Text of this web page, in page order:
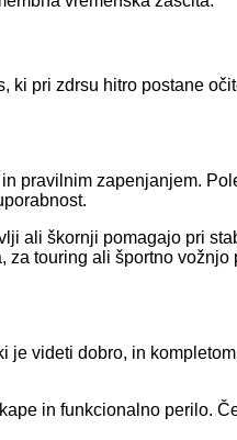
ki pri zdrsu hitro postane
pravilnim zapenjanjem.
ali škornji pomagajo pri
za touring ali športno vožnjo
je videti dobro, in
in funkcionalno perilo.